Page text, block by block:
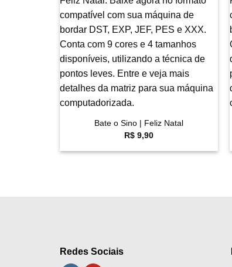
Favoritar
Bate o Sino | Feliz Natal
R$ 9,90
Redes Sociais